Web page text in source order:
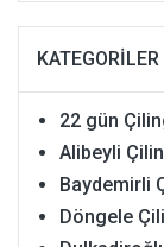
KATEGORILER
22 gün
Alibeyli
Baydemirli
Döngele